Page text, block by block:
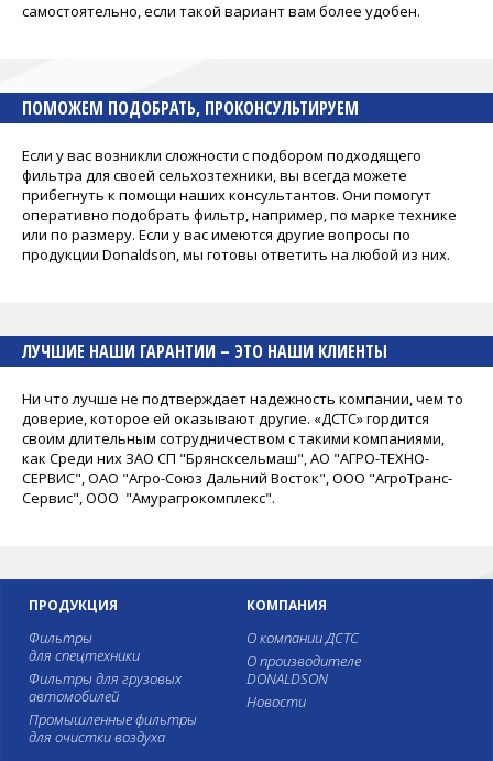
самостоятельно, если такой вариант вам более удобен.
ПОМОЖЕМ ПОДОБРАТЬ, ПРОКОНСУЛЬТИРУЕМ
Если у вас возникли сложности с подбором подходящего
фильтра для своей сельхозтехники, вы всегда можете
прибегнуть к помощи наших консультантов. Они помогут
оперативно подобрать фильтр, например, по марке технике
или по размеру. Если у вас имеются другие вопросы по
продукции Donaldson, мы готовы ответить на любой из них.
ЛУЧШИЕ НАШИ ГАРАНТИИ – ЭТО НАШИ КЛИЕНТЫ
Ни что лучше не подтверждает надежность компании, чем то
доверие, которое ей оказывают другие. «ДСТС» гордится
своим длительным сотрудничеством с такими компаниями,
как Среди них ЗАО СП "Брянсксельмаш", АО "АГРО-ТЕХНО-
СЕРВИС", ОАО "Агро-Союз Дальний Восток", ООО "АгроТранс-
Сервис", ООО "Амурагрокомплекс".
КОМПАНИЯ
О компании ДСТС
О производителе
DONALDSON
Новости
ПРОДУКЦИЯ
Фильтры
для спецтехники
Фильтры для грузовых
автомобилей
Промышленные фильтры
для очистки воздуха